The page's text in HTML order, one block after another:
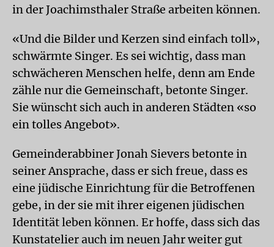
in der Joachimsthaler Straße arbeiten können.
«Und die Bilder und Kerzen sind einfach toll»,
schwärmte Singer. Es sei wichtig, dass man
schwächeren Menschen helfe, denn am Ende
zähle nur die Gemeinschaft, betonte Singer.
Sie wünscht sich auch in anderen Städten «so
ein tolles Angebot».
Gemeinderabbiner Jonah Sievers betonte in
seiner Ansprache, dass er sich freue, dass es
eine jüdische Einrichtung für die Betroffenen
gebe, in der sie mit ihrer eigenen jüdischen
Identität leben können. Er hoffe, dass sich das
Kunstatelier auch im neuen Jahr weiter gut